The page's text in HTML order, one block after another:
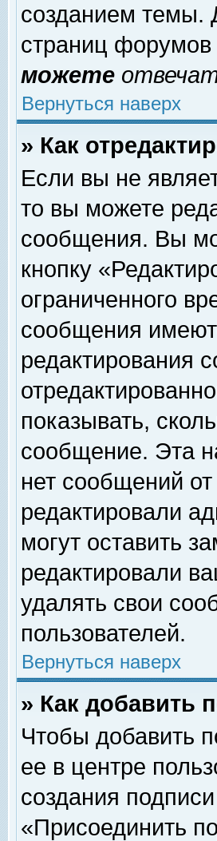
созданием темы.
страниц
можете
Вернуться наверх
» Как
Если вы не
то вы можете
сообщения. Вы
кнопку
ограниченного
сообщения
редактирования
показывать,
сообщение. Эта
нет сообщений
редактировали
могут оставить
редактировали
удалять свои
пользователей.
Вернуться наверх
» Как добавить
Чтобы добавить
ее в центре
создания
«Присоединить